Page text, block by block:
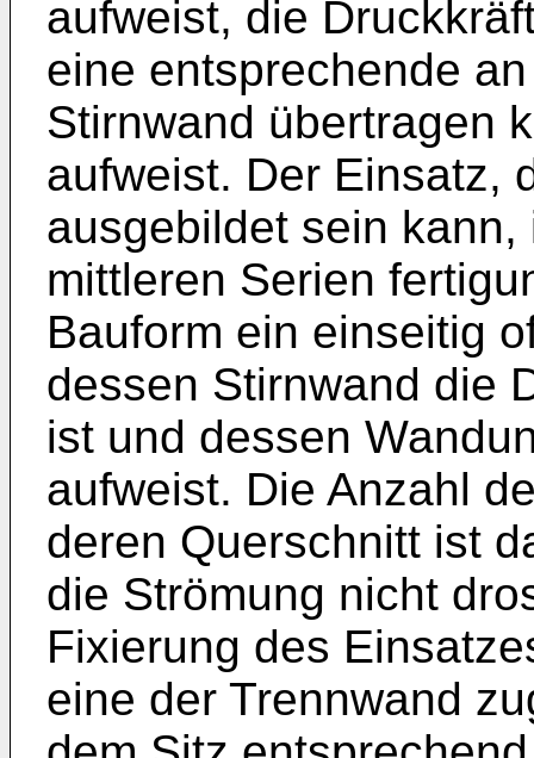
aufweist, die
eine entsprechende
Stirnwand übertragen
aufweist. Der Einsatz,
ausgebildet sein
mittleren Serien
Bauform ein einseitig
dessen Stirnwand die
ist und dessen
aufweist. Die Anzahl
deren Querschnitt ist
die Strömung nicht
Fixierung des
eine der Trennwand